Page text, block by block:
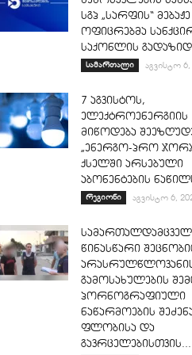
სგპ „სარფის“ მებაჟე
ოფიცრებმა
საქონლის
სამართალი აგვისტო 6,
7 აგვისტოს,
ელექტროენერგიის
მიწოდება
„ენერგო-პრო
ქსელში არსებული
აბონენტების
რეგიონი აგვისტო 6,
წინასწარი
გამოსახულების
პორნოგრაფიული
ნაწარმოების
ფლობისა და
გავრცელებისთვის...